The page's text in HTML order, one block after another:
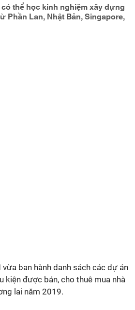
thể học kinh nghiệm xây dựng
Phần Lan, Nhật Bản, Singapore,
ban hành danh sách các dự án
kiện được bán, cho thuê mua nhà
lai năm 2019.